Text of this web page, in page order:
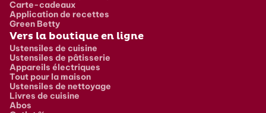
Carte-cadeaux
Application de recettes
Green Betty
Vers la boutique en ligne
Ustensiles de cuisine
Ustensiles de pâtisserie
Appareils électriques
Tout pour la maison
Ustensiles de nettoyage
Livres de cuisine
Abos